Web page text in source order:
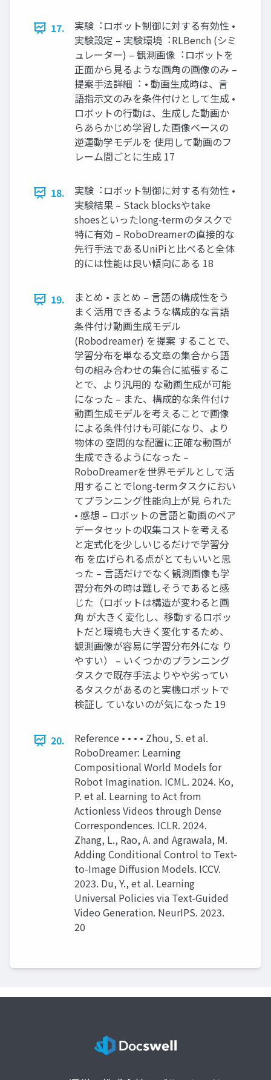
17.
実験︓ロボット制御に対する有効性 •
実験設定 – 実験環境︓RLBench (シミ
ュレーター) – 観測画像︓ロボットを
正⾯から⾒るような画⾓の画像のみ –
提案⼿法詳細︓ • 動画⽣成時は、⾔
語指⽰⽂のみを条件付けとして⽣成 •
ロボットの⾏動は、⽣成した動画か
らあらかじめ学習した画像ベースの
逆運動学モデルを 使⽤して動画のフ
レーム間ごとに⽣成 17
18.
実験︓ロボット制御に対する有効性 •
実験結果 – Stack blocksやtake
shoesといったlong-termのタスクで
特に有効 – RoboDreamerの直接的な
先⾏⼿法であるUniPiと⽐べると全体
的には性能は良い傾向にある 18
19.
まとめ • まとめ – ⾔語の構成性をう
まく活⽤できるような構成的な⾔語
条件付け動画⽣成モデル
(Robodreamer) を提案 することで、
学習分布を単なる⽂章の集合から語
句の組み合わせの集合に拡張するこ
とで、より汎⽤的 な動画⽣成が可能
になった – また、構成的な条件付け
動画⽣成モデルを考えることで画像
による条件付けも可能になり、より
物体の 空間的な配置に正確な動画が
⽣成できるようになった –
RoboDreamerを世界モデルとして活
⽤することでlong-termタスクにおい
てプランニング性能向上が⾒ られた
• 感想 – ロボットの⾔語と動画のペア
データセットの収集コストを考える
と定式化を少しいじるだけで学習分
布 を広げられる点がとてもいいと思
った – ⾔語だけでなく観測画像も学
習分布外の時は難しそうであると感
じた（ロボットは構造が変わると画
⾓ が⼤きく変化し、移動するロボッ
トだと環境も⼤きく変化するため、
観測画像が容易に学習分布外にな り
やすい） – いくつかのプランニング
タスクで既存⼿法よりやや劣ってい
るタスクがあるのと実機ロボットで
検証し ていないのが気になった 19
20.
Reference • • • • Zhou, S. et al.
RoboDreamer: Learning
Compositional World Models for
Robot Imagination. ICML. 2024. Ko,
P. et al. Learning to Act from
Actionless Videos through Dense
Correspondences. ICLR. 2024.
Zhang, L., Rao, A. and Agrawala, M.
Adding Conditional Control to Text-
to-Image Diffusion Models. ICCV.
2023. Du, Y., et al. Learning
Universal Policies via Text-Guided
Video Generation. NeurIPS. 2023.
20